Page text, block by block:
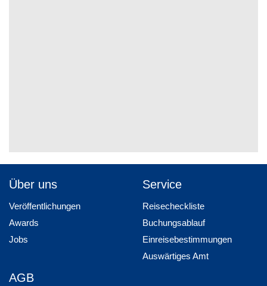
Über uns
Veröffentlichungen
Awards
Jobs
Service
Reisecheckliste
Buchungsablauf
Einreisebestimmungen
Auswärtiges Amt
AGB